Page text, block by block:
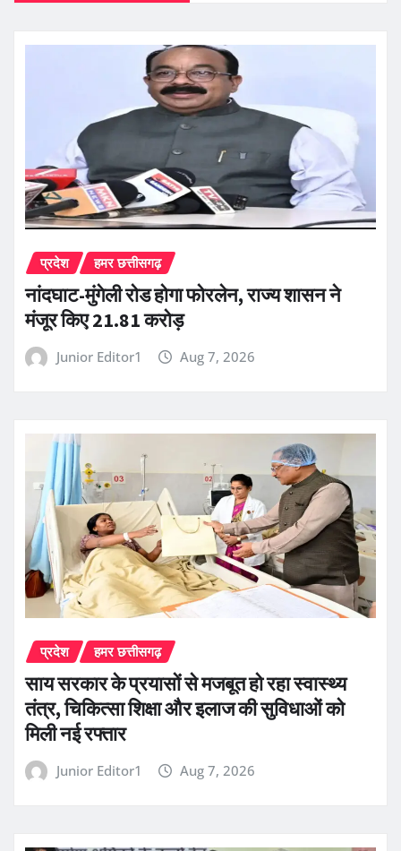
प्रदेश हमर छत्तीसगढ़
नांदघाट-मुंगेली रोड होगा फोरलेन, राज्य शासन ने
मंजूर किए 21.81 करोड़
Junior Editor1 Aug 7, 2026
प्रदेश हमर छत्तीसगढ़
साय सरकार के प्रयासों से मजबूत हो रहा स्वास्थ्य
तंत्र, चिकित्सा शिक्षा और इलाज की सुविधाओं को
मिली नई रफ्तार
Junior Editor1 Aug 7, 2026